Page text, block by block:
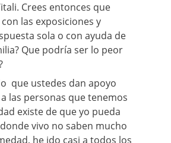
Crees entonces que
las exposiciones y
sola o con ayuda de
Que podría ser lo peor
que ustedes dan apoyo
las personas que tenemos
existe de que yo pueda
vivo no saben mucho
he ido casi a todos los